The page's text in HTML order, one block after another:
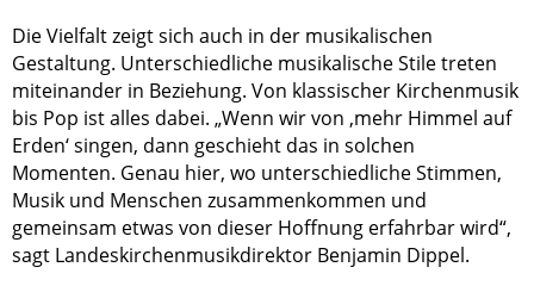
Die Vielfalt zeigt sich auch in der musikalischen
Gestaltung. Unterschiedliche musikalische Stile treten
miteinander in Beziehung. Von klassischer Kirchenmusik
bis Pop ist alles dabei. „Wenn wir von ‚mehr Himmel auf
Erden‘ singen, dann geschieht das in solchen
Momenten. Genau hier, wo unterschiedliche Stimmen,
Musik und Menschen zusammenkommen und
gemeinsam etwas von dieser Hoffnung erfahrbar wird“,
sagt Landeskirchenmusikdirektor Benjamin Dippel.